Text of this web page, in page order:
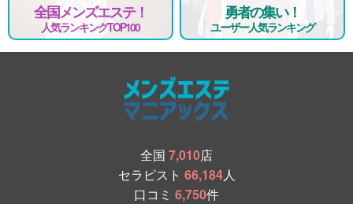
全国メンズエステ！
人気ランキングTOP100
勇者の集い！
ユーザー人気ランキング
全国 7,010店
セラピスト 66,184人
口コミ 6,750件